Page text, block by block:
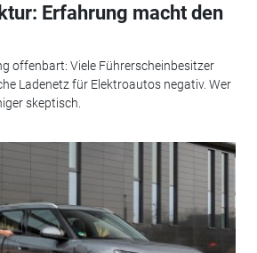
Erfahrung macht den
offenbart: Viele Führerscheinbesitzer
Ladenetz für Elektroautos negativ. Wer
skeptisch.